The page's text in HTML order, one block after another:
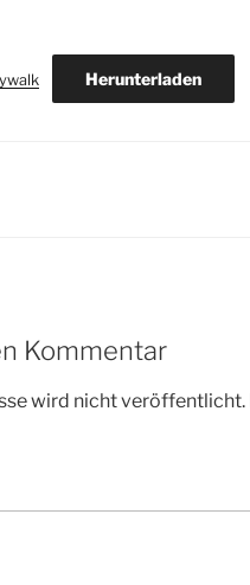
Herunterladen
Kommentar
wird nicht veröffentlicht.